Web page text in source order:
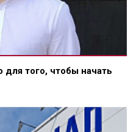
для того, чтобы начать